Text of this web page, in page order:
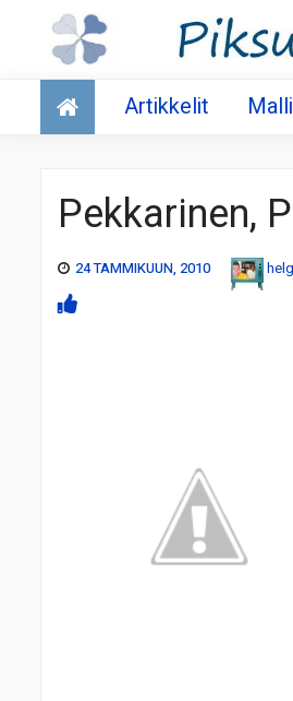
Talous
Artikkelit
Pekkarinen,
24 TAMMIKUUN, 2010